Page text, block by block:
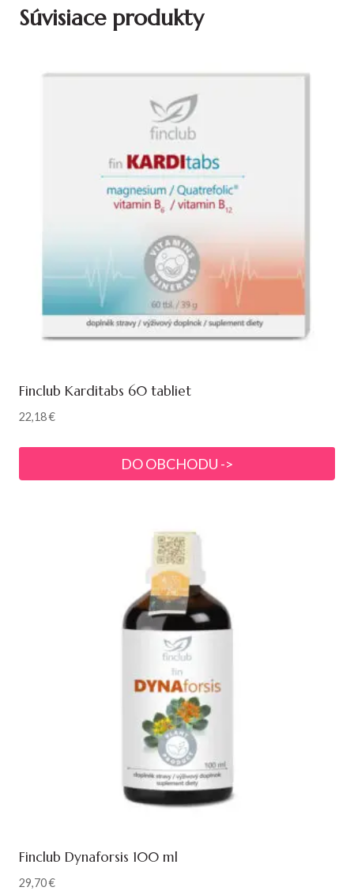
Súvisiace produkty
Finclub Karditabs 60 tabliet
22,18€
DO OBCHODU ->
Finclub Dynaforsis 100 ml
29,70€